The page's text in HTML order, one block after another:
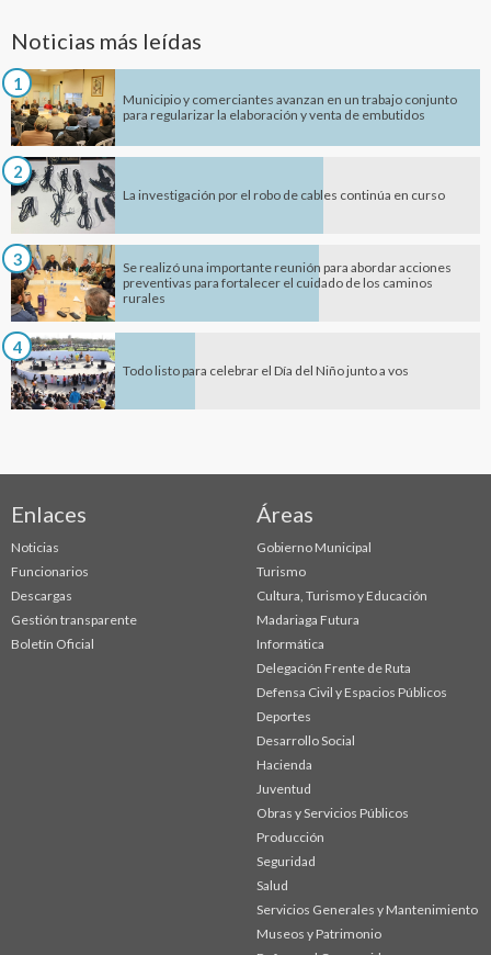
Noticias más leídas
1
Municipio y comerciantes avanzan en un trabajo conjunto
para regularizar la elaboración y venta de embutidos
2
La investigación por el robo de cables continúa en curso
3
Se realizó una importante reunión para abordar acciones
preventivas para fortalecer el cuidado de los caminos
rurales
4
Todo listo para celebrar el Día del Niño junto a vos
Enlaces
Noticias
Funcionarios
Descargas
Gestión transparente
Boletín Oficial
Áreas
Gobierno Municipal
Turismo
Cultura, Turismo y Educación
Madariaga Futura
Informática
Delegación Frente de Ruta
Defensa Civil y Espacios Públicos
Deportes
Desarrollo Social
Hacienda
Juventud
Obras y Servicios Públicos
Producción
Seguridad
Salud
Servicios Generales y Mantenimiento
Museos y Patrimonio